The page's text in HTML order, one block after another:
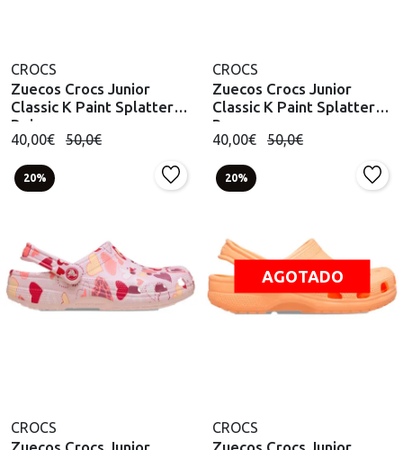
CROCS
Zuecos Crocs Junior
Classic K Paint Splatter
Beige
40,00€ 50,0€
CROCS
Zuecos Crocs Junior
Classic K Paint Splatter
Rosa
40,00€ 50,0€
20%
CROCS
20%
AGOTADO
CROCS